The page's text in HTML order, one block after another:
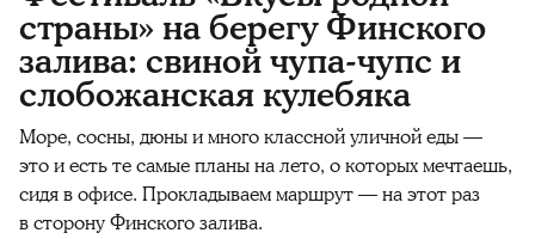
страны» на берегу Финского
залива: свиной чупа-чупс и
слобожанская кулебяка
Море, сосны, дюны и много классной уличной еды —
это и есть те самые планы на лето, о которых мечтаешь,
сидя в офисе. Прокладываем маршрут — на этот раз
в сторону Финского залива.